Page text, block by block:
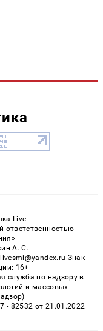
Live
ответственностью
А. С.
Знак
16+
служба по надзору в
и массовых
82532 от 21.01.2022